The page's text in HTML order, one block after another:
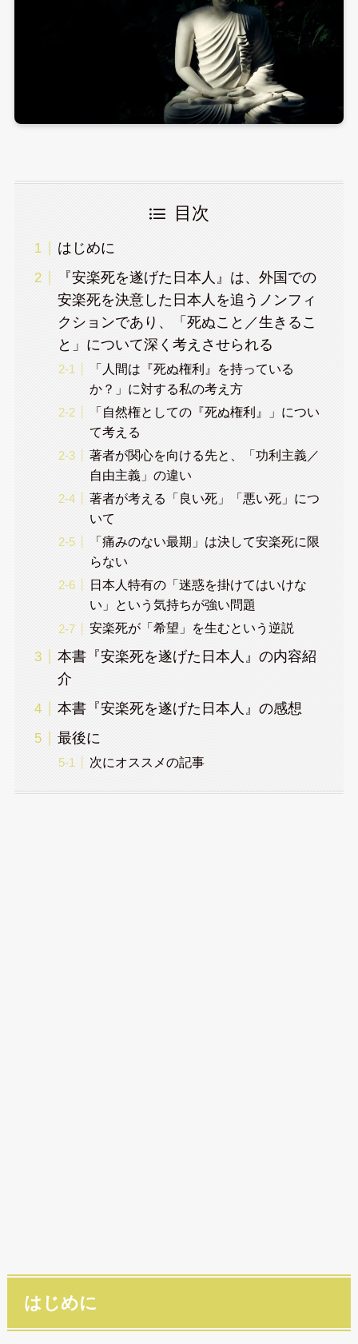
目次
はじめに
『安楽死を遂げた日本人』は、外国での
安楽死を決意した日本人を追うノンフィ
クションであり、「死ぬこと／生きるこ
と」について深く考えさせられる
「人間は『死ぬ権利』を持っている
か？」に対する私の考え方
「自然権としての『死ぬ権利』」につい
て考える
著者が関心を向ける先と、「功利主義／
自由主義」の違い
著者が考える「良い死」「悪い死」につ
いて
「痛みのない最期」は決して安楽死に限
らない
日本人特有の「迷惑を掛けてはいけな
い」という気持ちが強い問題
安楽死が「希望」を生むという逆説
本書『安楽死を遂げた日本人』の内容紹
介
本書『安楽死を遂げた日本人』の感想
最後に
次にオススメの記事
はじめに